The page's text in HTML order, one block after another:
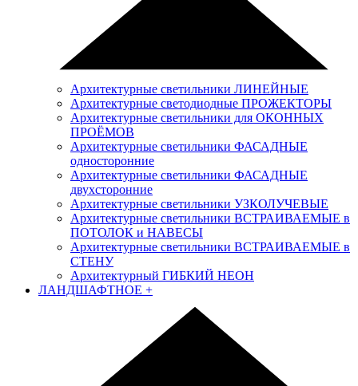
Архитектурные светильники ЛИНЕЙНЫЕ
Архитектурные светодиодные ПРОЖЕКТОРЫ
Архитектурные светильники для ОКОННЫХ
ПРОЁМОВ
Архитектурные светильники ФАСАДНЫЕ
односторонние
Архитектурные светильники ФАСАДНЫЕ
двухсторонние
Архитектурные светильники УЗКОЛУЧЕВЫЕ
Архитектурные светильники ВСТРАИВАЕМЫЕ в
ПОТОЛОК и НАВЕСЫ
Архитектурные светильники ВСТРАИВАЕМЫЕ в
СТЕНУ
Архитектурный ГИБКИЙ НЕОН
ЛАНДШАФТНОЕ +